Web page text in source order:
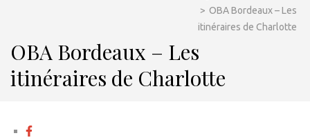
> OBA Bordeaux – Les
itinéraires de Charlotte
OBA Bordeaux – Les
itinéraires de Charlotte